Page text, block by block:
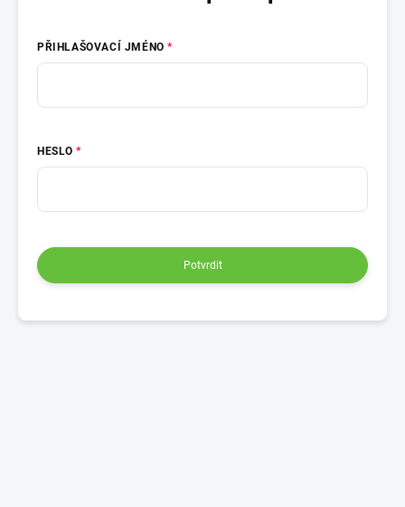
PŘIHLAŠOVACÍ JMÉNO
HESLO
Potvrdit